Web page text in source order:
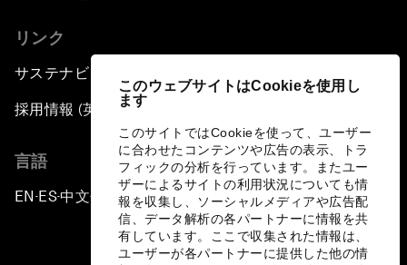
このウェブサイトはCookieを使用し
ます
このサイトではCookieを使って、ユーザー
に合わせたコンテンツや広告の表示、トラ
フィックの分析を行っています。またユー
ザーによるサイトの利用状況についても情
報を収集し、ソーシャルメディアや広告配
信、データ解析の各パートナーに情報を共
有しています。ここで収集された情報は、
ユーザーが各パートナーに提供した他の情
リンク
サステナビリティへの取り組み
採用情報 (英語のみ)
言語
EN ▪ ES▪中文▪ 日本語